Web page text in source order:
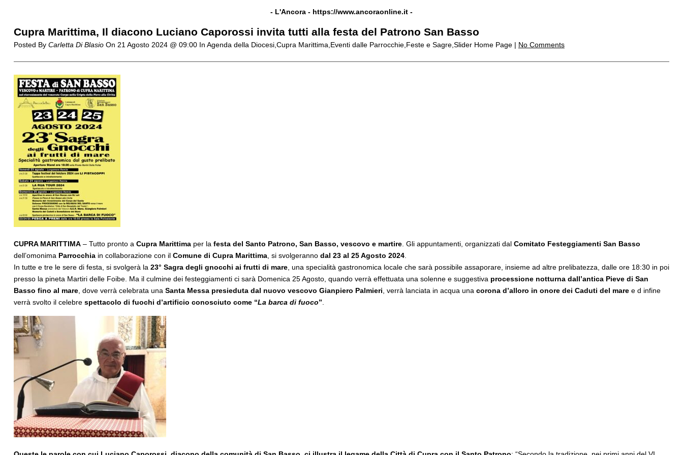
- L'Ancora - https://www.ancoraonline.it -
Cupra Marittima, Il diacono Luciano Caporossi invita tutti alla festa del Patrono San Basso
Posted By Carletta Di BlasioOn 21 Agosto 2024 @ 09:00 In Agenda della Diocesi,Cupra Marittima,Eventi dalle Parrocchie,Feste e Sagre,Slider Home Page | No Comments
CUPRA MARITTIMA– Tutto pronto a Cupra Marittimaper la festa del Santo Patrono, San Basso, vescovo e martire. Gli appuntamenti, organizzati dal Comitato Festeggiamenti San Basso
dell’omonima Parrocchiain collaborazione con il Comune di Cupra Marittima, si svolgeranno dal 23 al 25 Agosto 2024.
In tutte e tre le sere di festa, si svolgerà la 23° Sagra degli gnocchi ai frutti di mare, una specialità gastronomica locale che sarà possibile assaporare, insieme ad altre prelibatezza, dalle ore 18:30 in poi
presso la pineta Martiri delle Foibe. Ma il culmine dei festeggiamenti ci sarà Domenica 25 Agosto, quando verrà effettuata una solenne e suggestiva processione notturna dall’antica Pieve di San
Basso fino al mare, dove verrà celebrata una Santa Messa presieduta dal nuovo vescovo Gianpiero Palmieri , verrà lanciata in acqua una corona d’alloro in onore dei Caduti del maree d infine
verrà svolto il celebre spettacolo di fuochi d’artificio conosciuto come “La barca di fuoco”